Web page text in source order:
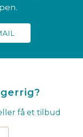
få et tilbud